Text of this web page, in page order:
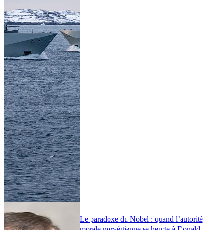
Le paradoxe du Nobel : quand l’autorité